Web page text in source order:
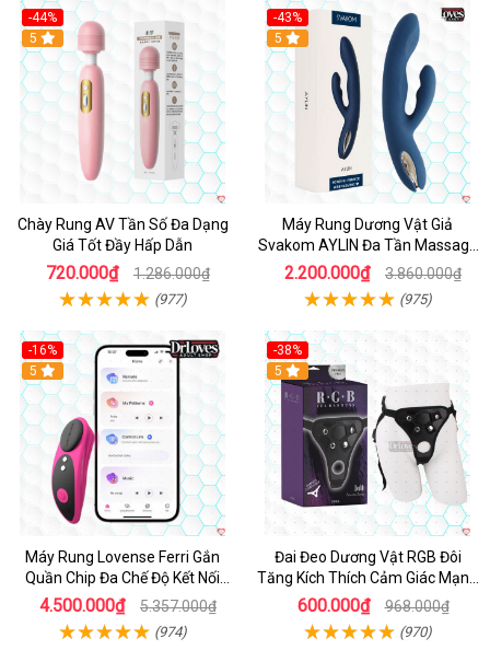
-44%
Hot
5
Chày Rung AV Tần Số Đa Dạng
Giá Tốt Đầy Hấp Dẫn
720.000₫ 1.286.000₫
(977)
-43%
Hot
5
Máy Rung Dương Vật Giả
Svakom AYLIN Đa Tần Massage
Sướng
2.200.000₫ 3.860.000₫
(975)
-16%
Hot
5
Máy Rung Lovense Ferri Gắn
Quần Chip Đa Chế Độ Kết Nối
App
4.500.000₫ 5.357.000₫
(974)
-38%
Hot
5
Đai Đeo Dương Vật RGB Đôi
Tăng Kích Thích Cảm Giác Mạnh
Mẽ
600.000₫ 968.000₫
(970)